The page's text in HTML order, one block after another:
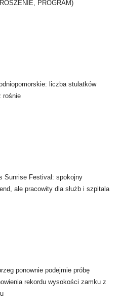
PROGRAM)
liczba stulatków
rośnie
Sunrise Festival: spokojny
ale pracowity dla służb i szpitala
ponownie podejmie próbę
rekordu wysokości zamku z